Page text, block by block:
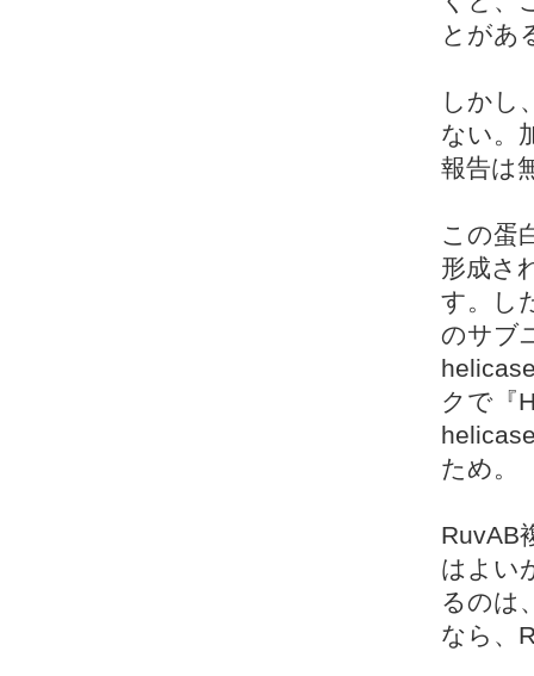
とがあ
しかし
ない。
報告は
この蛋
形成さ
す。し
のサブ
クで『
ため。
RuvAB
はよい
るのは
なら、